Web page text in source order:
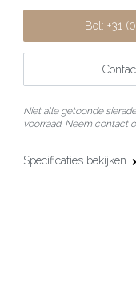
Bel: +31
Niet alle getoonde
voorraad. Neem contact
Specificaties bekijken